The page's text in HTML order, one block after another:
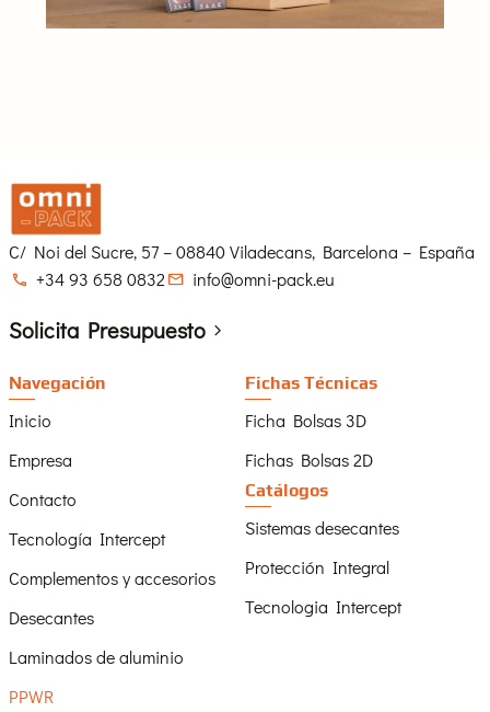
C/ Noi del Sucre, 57 – 08840 Viladecans, Barcelona – España
+34 93 658 0832
info@omni-pack.eu
Solicita Presupuesto
Navegación
Inicio
Empresa
Contacto
Tecnología Intercept
Complementos y accesorios
Desecantes
Laminados de aluminio
PPWR
Fichas Técnicas
Ficha Bolsas 3D
Fichas Bolsas 2D
Catálogos
Sistemas desecantes
Protección Integral
Tecnologia Intercept